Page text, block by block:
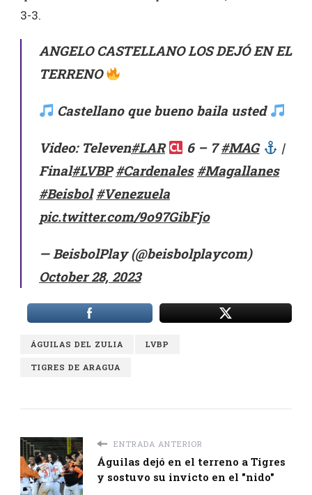
3-3.
ANGELO CASTELLANO LOS DEJÓ EN EL
TERRENO
Castellano que bueno baila usted
Video: Televen#LAR 6 – 7#MAG
|
Final#LVBP #Cardenales #Magallanes
#Beisbol #Venezuela
pic.twitter.com/9o97GibFjo
— BeisbolPlay (@beisbolplaycom)
October 28, 2023
ÁGUILAS DEL ZULIA LVBP
TIGRES DE ARAGUA
ENTRADA ANTERIOR
Águilas dejó en el terreno a Tigres
y sostuvo su invicto en el "nido"